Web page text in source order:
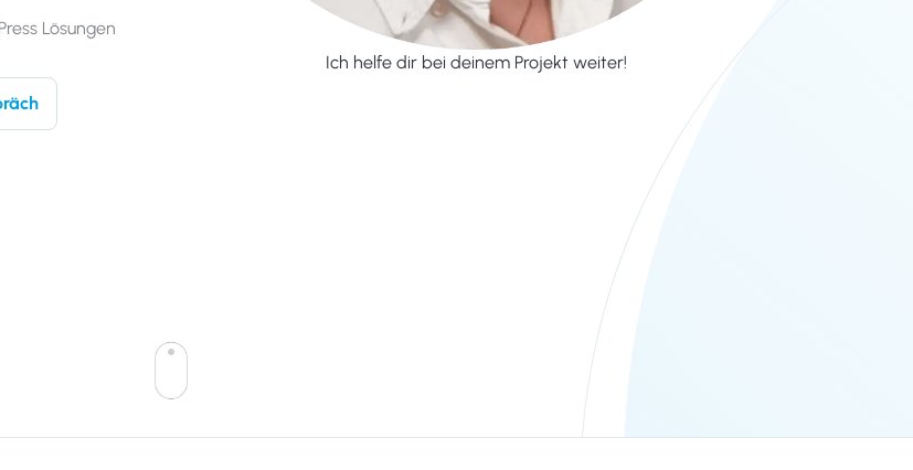
Lösungen
Ich helfe dir bei deinem Projekt weiter!